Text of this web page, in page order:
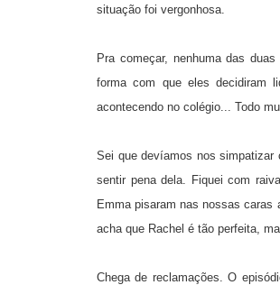
situação foi vergonhosa.
Pra começar, nenhuma das
forma com que eles decidiram
acontecendo no colégio... Todo
Sei que devíamos nos simpatizar
sentir pena dela. Fiquei com
Emma pisaram nas nossas caras
acha que Rachel é tão perfeita,
Chega de reclamações. O